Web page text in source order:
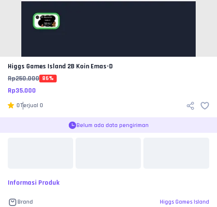
Higgs Games Island 2B Koin Emas-D
Rp250.000 86%
Rp35.000
0Terjual 0
Belum ada data pengiriman
Informasi Produk
Brand Higgs Games Island